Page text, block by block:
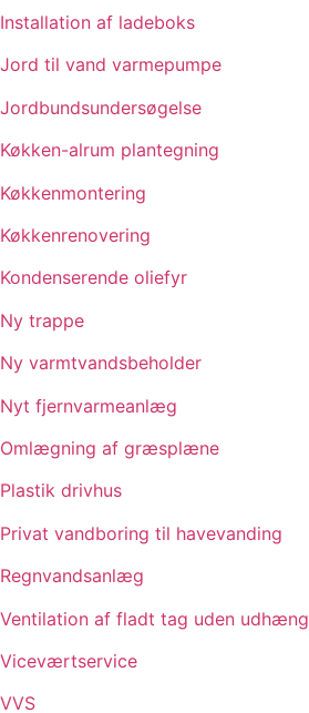
Installation af ladeboks
Jord til vand varmepumpe
Jordbundsundersøgelse
Køkken-alrum plantegning
Køkkenmontering
Køkkenrenovering
Kondenserende oliefyr
Ny trappe
Ny varmtvandsbeholder
Nyt fjernvarmeanlæg
Omlægning af græsplæne
Plastik drivhus
Privat vandboring til havevanding
Regnvandsanlæg
Ventilation af fladt tag uden udhæng
Viceværtservice
VVS